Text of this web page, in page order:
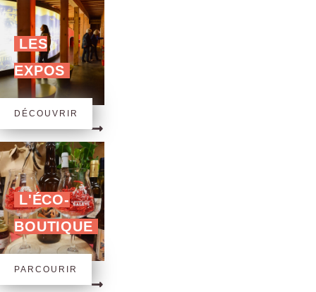
LES
EXPOS
DÉCOUVRIR
L'ÉCO-
BOUTIQUE
PARCOURIR